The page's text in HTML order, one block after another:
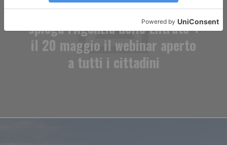
“Come fare il 730? Te lo
spiega l’Agenzia delle Entrate”:
il 20 maggio il webinar aperto
a tutti i cittadini